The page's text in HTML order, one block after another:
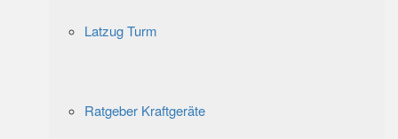
Latzug Turm
Ratgeber Kraftgeräte